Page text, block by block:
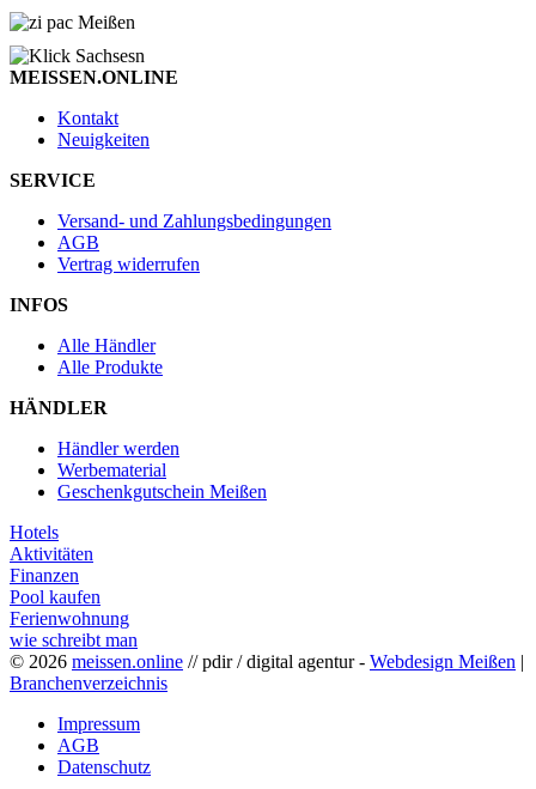
MEISSEN.ONLINE
Kontakt
Neuigkeiten
SERVICE
Versand- und Zahlungsbedingungen
AGB
Vertrag widerrufen
INFOS
Alle Händler
Alle Produkte
HÄNDLER
Händler werden
Werbematerial
Geschenkgutschein Meißen
Hotels
Aktivitäten
Finanzen
Pool kaufen
Ferienwohnung
wie schreibt man
© 2026 meissen.online // pdir / digital agentur - Webdesign Meißen |
Branchenverzeichnis
Impressum
AGB
Datenschutz